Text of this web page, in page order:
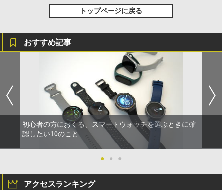
トップページに戻る
おすすめ記事
初心者の方におくる、スマートウォッチを選ぶときに確
認したい10のこと
● ● ●
アクセスランキング